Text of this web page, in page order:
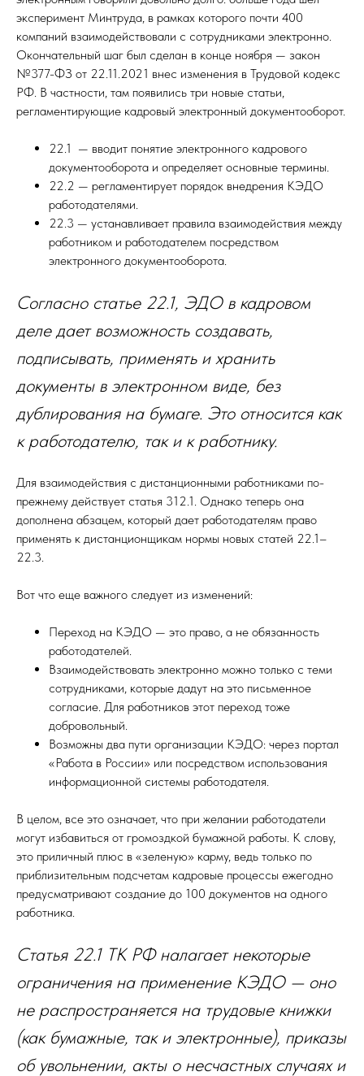
эксперимент Минтруда, в рамках которого почти 400
компаний взаимодействовали с сотрудниками электронно.
Окончательный шаг был сделан в конце ноября ­— закон
№377-ФЗ от 22.11.2021 внес изменения в Трудовой кодекс
РФ. В частности, там появились три новые статьи,
регламентирующие кадровый электронный документооборот.
22.1 — вводит понятие электронного кадрового
документооборота и определяет основные термины.
22.2 — регламентирует порядок внедрения КЭДО
работодателями.
22.3 — устанавливает правила взаимодействия между
работником и работодателем посредством
электронного документооборота.
Согласно статье 22.1, ЭДО в кадровом
деле дает возможность создавать,
подписывать, применять и хранить
документы в электронном виде, без
дублирования на бумаге. Это относится как
к работодателю, так и к работнику.
Для взаимодействия с дистанционными работниками по-
прежнему действует статья 312.1. Однако теперь она
дополнена абзацем, который дает работодателям право
применять к дистанционщикам нормы новых статей 22.1–
22.3.
Вот что еще важного следует из изменений:
Переход на КЭДО — это право, а не обязанность
работодателей.
Взаимодействовать электронно можно только с теми
сотрудниками, которые дадут на это письменное
согласие. Для работников этот переход тоже
добровольный.
Возможны два пути организации КЭДО: через портал
«Работа в России» или посредством использования
информационной системы работодателя.
В целом, все это означает, что при желании работодатели
могут избавиться от громоздкой бумажной работы. К слову,
это приличный плюс в «зеленую» карму, ведь только по
приблизительным подсчетам кадровые процессы ежегодно
предусматривают создание до 100 документов на одного
работника.
Статья 22.1 ТК РФ налагает некоторые
ограничения на применение КЭДО — оно
не распространяется на трудовые книжки
(как бумажные, так и электронные), приказы
об увольнении, акты о несчастных случаях и